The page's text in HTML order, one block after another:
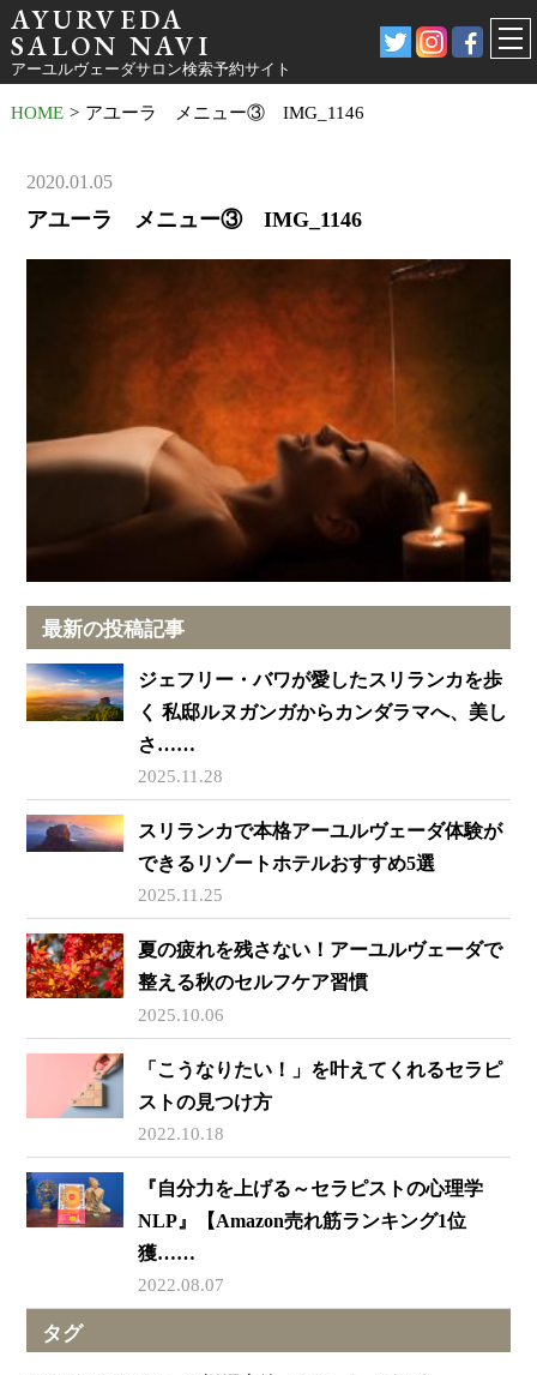
AYURVEDA
SALON NAVI
アーユルヴェーダサロン検索予約サイト
HOME > アユーラ メニュー③ IMG_1146
2020.01.05
アユーラ メニュー③ IMG_1146
最新の投稿記事
ジェフリー・バワが愛したスリランカを歩
く 私邸ルヌガンガからカンダラマへ、美し
さ……
2025.11.28
スリランカで本格アーユルヴェーダ体験が
できるリゾートホテルおすすめ5選
2025.11.25
夏の疲れを残さない！アーユルヴェーダで
整える秋のセルフケア習慣
2025.10.06
「こうなりたい！」を叶えてくれるセラピ
ストの見つけ方
2022.10.18
『自分力を上げる～セラピストの心理学
NLP』【Amazon売れ筋ランキング1位
獲……
2022.08.07
タグ